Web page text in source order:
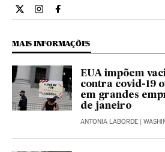
Internacional El País Brasil en
Internacional El País Brasil en
Internacional El País
MAIS INFORMAÇÕES
EUA impõem
contra covid-19
em grandes
de janeiro
ANTONIA LABORDE |